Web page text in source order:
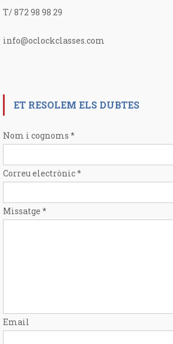
T/ 872 98 98 29
info@oclockclasses.com
ET RESOLEM ELS DUBTES
Nom i cognoms *
Correu electrònic*
Missatge *
Email